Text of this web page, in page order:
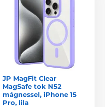
JP MagFit Clear
MagSafe tok N52
mágnessel, iPhone 15
Pro, lila